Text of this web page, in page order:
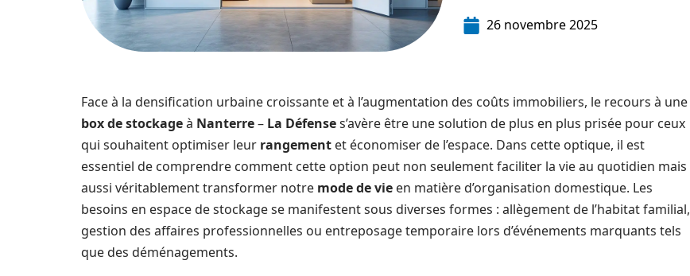
26 novembre 2025
Face à la densification urbaine croissante et à l’augmentation des coûts immobiliers, le recours à une
box de stockageà Nanterre– La Défenses’avère être une solution de plus en plus prisée pour ceux
qui souhaitent optimiser leur rangement et économiser de l’espace. Dans cette optique, il est
essentiel de comprendre comment cette option peut non seulement faciliter la vie au quotidien mais
aussi véritablement transformer notre mode de vie en matière d’organisation domestique. Les
besoins en espace de stockage se manifestent sous diverses formes : allègement de l’habitat familial,
gestion des affaires professionnelles ou entreposage temporaire lors d’événements marquants tels
que des déménagements.